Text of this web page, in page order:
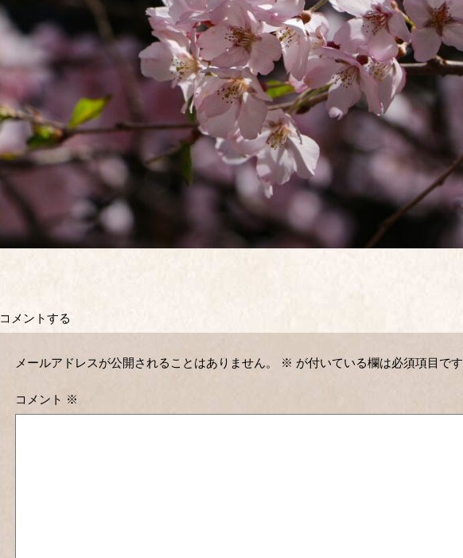
コメントする
メールアドレスが公開されることはありません。 ※ が付いている欄は必須項目です
コメント ※